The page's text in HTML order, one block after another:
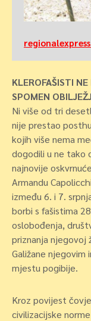
KLEROFAŠISTI
SPOMEN
Ni više od tri
nije prestao
kojih više nema
dogodili u ne tako
najnovije
Armandu
između 6. i 7.
borbi s fašistima
oslobođenja,
priznanja njegovoj
Galižane njegovim
mjestu pogibije.
Kroz povijest
civilizacijske